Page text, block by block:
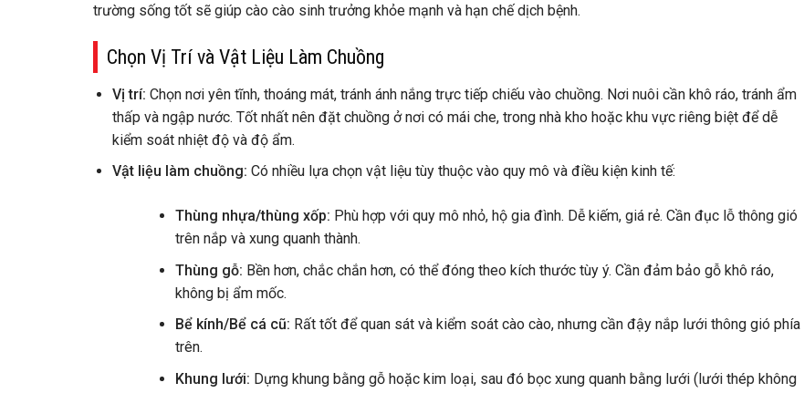
trường sống tốt sẽ giúp cào cào sinh trưởng khỏe mạnh và hạn chế dịch bệnh.
Chọn Vị Trí và Vật Liệu Làm Chuồng
Vị trí: Chọn nơi yên tĩnh, thoáng mát, tránh ánh nắng trực tiếp chiếu vào chuồng. Nơi nuôi cần khô ráo, tránh ẩm
thấp và ngập nước. Tốt nhất nên đặt chuồng ở nơi có mái che, trong nhà kho hoặc khu vực riêng biệt để dễ
kiểm soát nhiệt độ và độ ẩm.
Vật liệu làm chuồng: Có nhiều lựa chọn vật liệu tùy thuộc vào quy mô và điều kiện kinh tế:
Thùng nhựa/thùng xốp: Phù hợp với quy mô nhỏ, hộ gia đình. Dễ kiếm, giá rẻ. Cần đục lỗ thông gió
trên nắp và xung quanh thành.
Thùng gỗ: Bền hơn, chắc chắn hơn, có thể đóng theo kích thước tùy ý. Cần đảm bảo gỗ khô ráo,
không bị ẩm mốc.
Bể kính/Bể cá cũ: Rất tốt để quan sát và kiểm soát cào cào, nhưng cần đậy nắp lưới thông gió phía
trên.
Khung lưới: Dựng khung bằng gỗ hoặc kim loại, sau đó bọc xung quanh bằng lưới (lưới thép không